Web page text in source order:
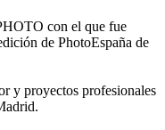
con el que fue
de PhotoEspaña de
y proyectos profesionales